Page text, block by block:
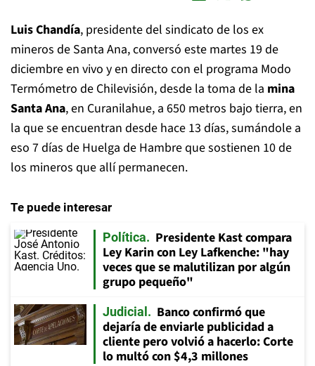
Luis Chandía, presidente del sindicato de los ex
mineros de Santa Ana, conversó este martes 19 de
diciembre en vivo y en directo con el programa Modo
Termómetro de Chilevisión, desde la toma de la mina
Santa Ana, en Curanilahue, a 650 metros bajo tierra, en
la que se encuentran desde hace 13 días, sumándole a
eso 7 días de Huelga de Hambre que sostienen 10 de
los mineros que allí permanecen.
Te puede interesar
Política
Presidente Kast compara
Ley Karin con Ley Lafkenche: "hay
veces que se malutilizan por algún
grupo pequeño"
Judicial
Banco confirmó que
dejaría de enviarle publicidad a
cliente pero volvió a hacerlo: Corte
lo multó con $4,3 millones